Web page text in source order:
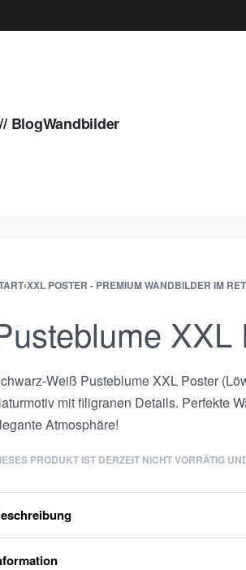
BlogWandbilder
›XXL POSTER - PREMIUM WANDBILDER IM
XXL
Weiß Pusteblume XXL Poster
mit filigranen Details. Perfekte
Atmosphäre!
PRODUKT IST DERZEIT NICHT VORRÄTIG